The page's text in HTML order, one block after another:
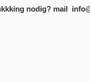
nodig? mail